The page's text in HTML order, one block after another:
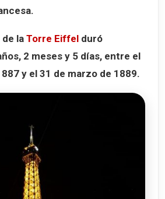
la Torre Eiffel duró
2 meses y 5 días, entre el
y el 31 de marzo de 1889.